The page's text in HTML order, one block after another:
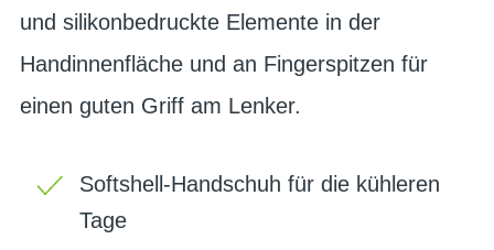
und silikonbedruckte Elemente in der
Handinnenfläche und an Fingerspitzen für
einen guten Griff am Lenker.
Softshell-Handschuh für die kühleren
Tage